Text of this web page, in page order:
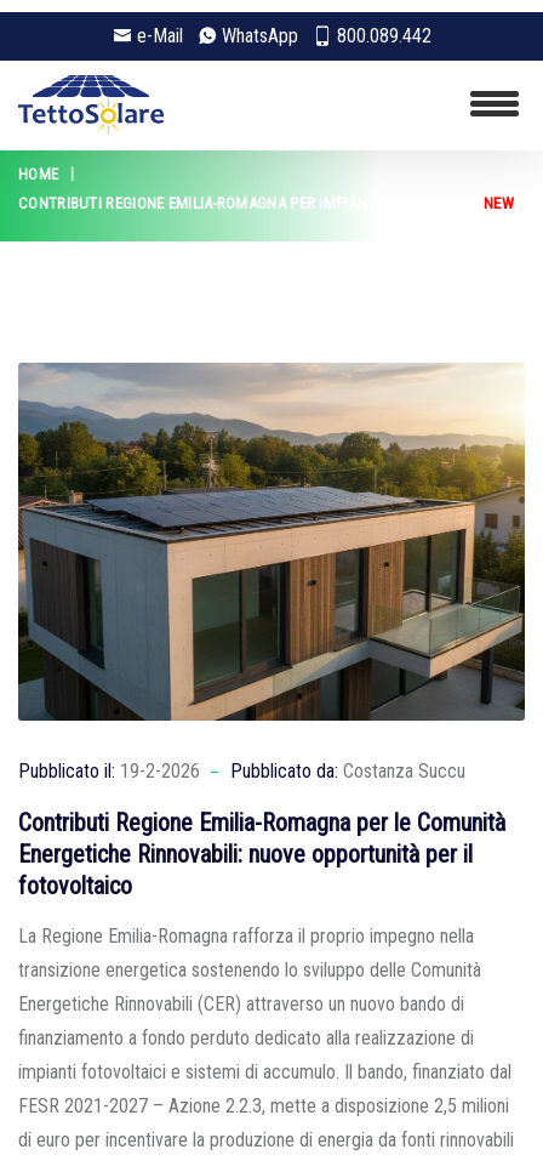
e-Mail WhatsApp 800.089.442
HOME
CONTRIBUTI REGIONE EMILIA-ROMAGNA PER IMPIANTI FOTOVOLTAICI
NEW
Pubblicato il: 19-2-2026 Pubblicato da: Costanza Succu
Contributi Regione Emilia-Romagna per le Comunità
Energetiche Rinnovabili: nuove opportunità per il
fotovoltaico
La Regione Emilia-Romagna rafforza il proprio impegno nella
transizione energetica sostenendo lo sviluppo delle Comunità
Energetiche Rinnovabili (CER) attraverso un nuovo bando di
finanziamento a fondo perduto dedicato alla realizzazione di
impianti fotovoltaici e sistemi di accumulo. Il bando, finanziato dal
FESR 2021-2027 – Azione 2.2.3, mette a disposizione 2,5 milioni
di euro per incentivare la produzione di energia da fonti rinnovabili